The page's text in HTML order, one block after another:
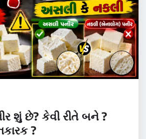
શું છે? કેવી રીતે બને ?
?